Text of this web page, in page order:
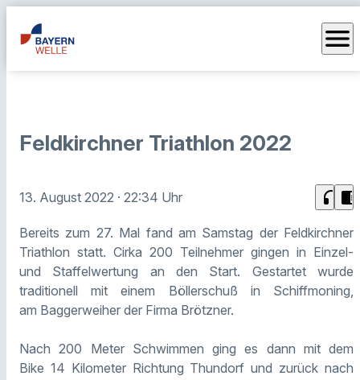
menu
Feldkirchner Triathlon 2022
13. August 2022 · 22:34 Uhr headphones chrome_reader_mode
Bereits zum 27. Mal fand am Samstag der Feldkirchner
Triathlon statt. Cirka 200 Teilnehmer gingen in Einzel-
und Staffelwertung an den Start. Gestartet wurde
traditionell mit einem Böllerschuß in Schiffmoning,
am Baggerweiher der Firma Brötzner.
Nach 200 Meter Schwimmen ging es dann mit dem
Bike 14 Kilometer Richtung Thundorf und zurück nach